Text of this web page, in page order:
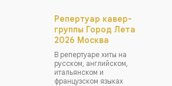
Репертуар кавер-
группы Город Лета
2026 Москва
В репертуаре хиты на
русском, английском,
итальянском и
французском языках